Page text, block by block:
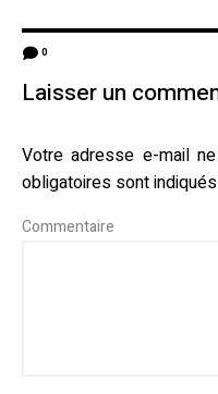
0
Laisser un
Votre adresse e-mail
obligatoires sont